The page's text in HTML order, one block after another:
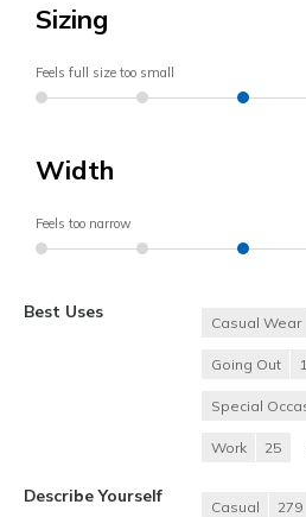
Sizing
Feels full size too small
Width
Feels too narrow
Best Uses
Casual Wear
Going Out
Special
Work 25
Describe Yourself
Casual 279